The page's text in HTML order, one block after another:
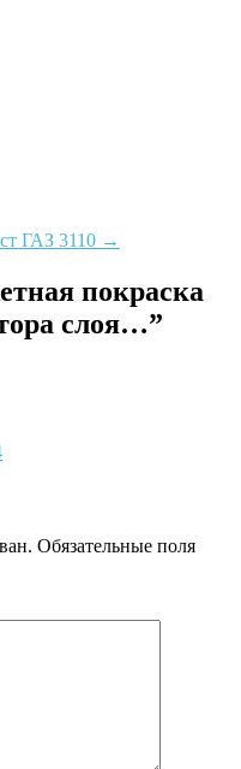
ГАЗ 3110 →
покраска
слоя…”
Обязательные поля